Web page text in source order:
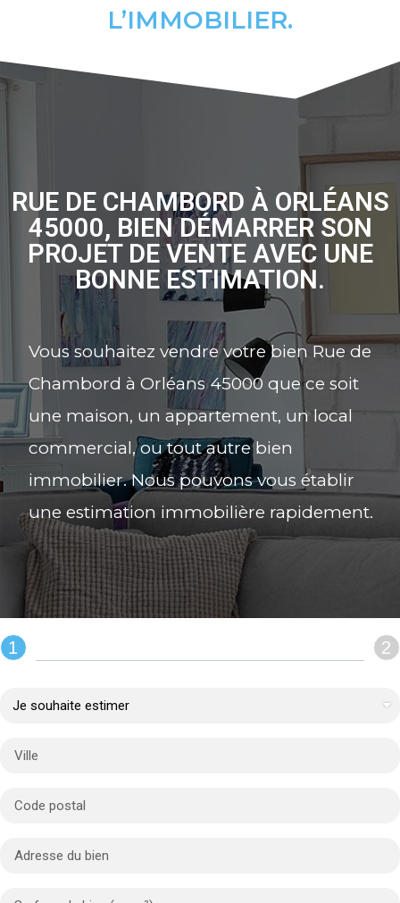
L’IMMOBILIER.
RUE DE CHAMBORD À ORLÉANS
45000, BIEN DÉMARRER SON
PROJET DE VENTE AVEC UNE
BONNE ESTIMATION.
Vous souhaitez vendre votre bien Rue de
Chambord à Orléans 45000 que ce soit
une maison, un appartement, un local
commercial, ou tout autre bien
immobilier. Nous pouvons vous établir
une estimation immobilière rapidement.
REMPLIR LE FORMULAIRE :
1 2